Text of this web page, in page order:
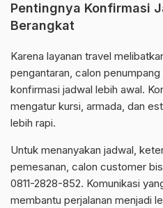
Pentingnya Konfirmasi
Berangkat
Karena layanan travel
pengantaran, calon
konfirmasi jadwal lebih awal.
mengatur kursi, armada, dan
lebih rapi.
Untuk menanyakan jadwal,
pemesanan, calon customer
0811-2828-852. Komunikasi
membantu perjalanan menjadi